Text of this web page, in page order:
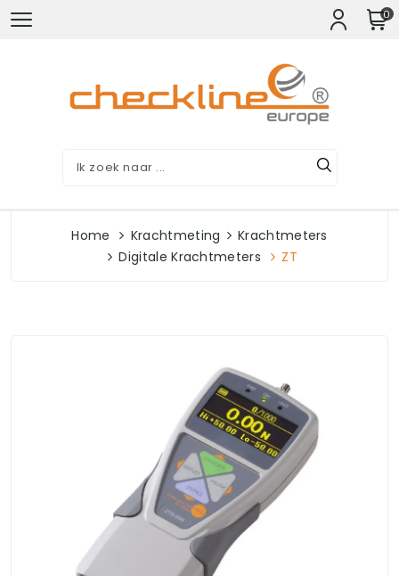
0
Home Krachtmeting
Krachtmeters
Digitale Krachtmeters
ZT